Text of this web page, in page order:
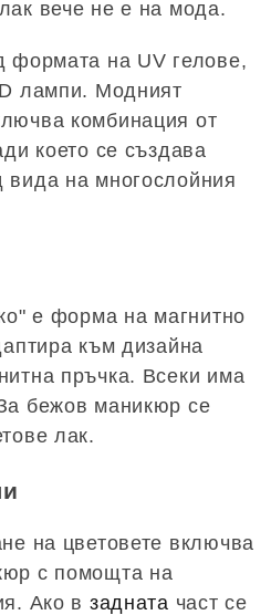
вече не е на мода.
формата на UV гелове,
лампи. Модният
комбинация от
което се създава
на многослойния
е форма на магнитно
към дизайна
пръчка. Всеки има
бежов маникюр се
лак.
на цветовете включва
с помощта на
Ако в задната част се